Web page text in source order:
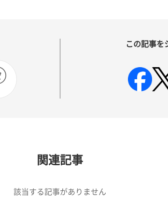
この記事を
関連記事
該当する記事がありません